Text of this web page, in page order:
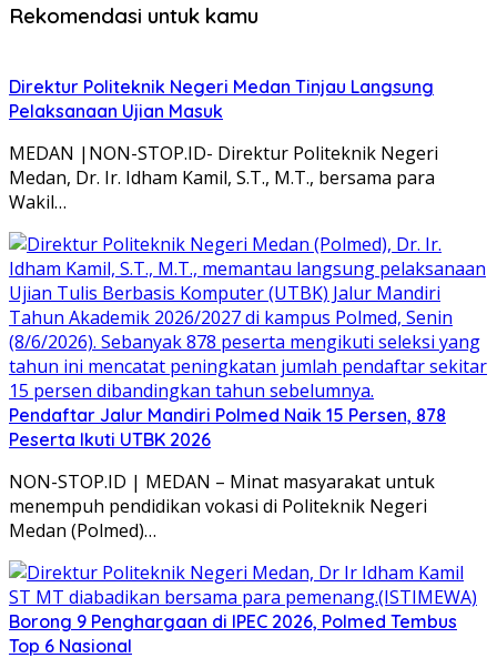
Rekomendasi untuk kamu
Direktur Politeknik Negeri Medan Tinjau Langsung
Pelaksanaan Ujian Masuk
MEDAN |NON-STOP.ID- Direktur Politeknik Negeri
Medan, Dr. Ir. Idham Kamil, S.T., M.T., bersama para
Wakil…
Pendaftar Jalur Mandiri Polmed Naik 15 Persen, 878
Peserta Ikuti UTBK 2026
NON-STOP.ID | MEDAN – Minat masyarakat untuk
menempuh pendidikan vokasi di Politeknik Negeri
Medan (Polmed)…
Borong 9 Penghargaan di IPEC 2026, Polmed Tembus
Top 6 Nasional